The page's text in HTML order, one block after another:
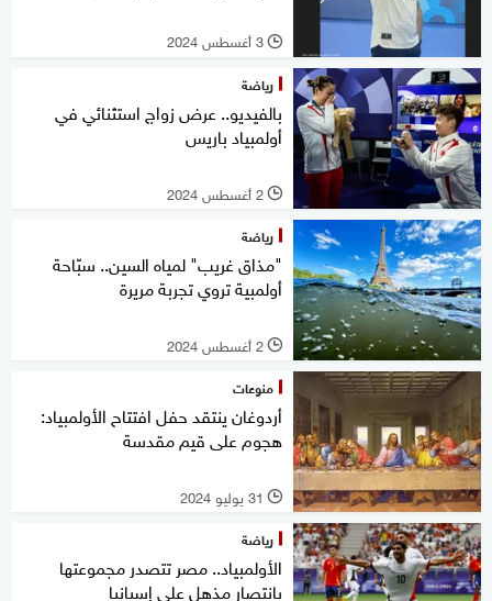
l 3 أغسطس 2024
رياضة
بالفيديو.. عرض زواج استثنائي في
أولمبياد باريس
l 2 أغسطس 2024
رياضة
"مذاق غريب" لمياه السين.. سبّاحة
أولمبية تروي تجربة مريرة
l 2 أغسطس 2024
منوعات
أردوغان ينتقد حفل افتتاح الأولمبياد:
هجوم على قيم مقدسة
l 31 يوليو 2024
رياضة
الأولمبياد.. مصر تتصدر مجموعتها
بانتصار مذهل على إسبانيا